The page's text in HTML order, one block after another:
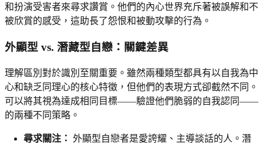
和扮演受害者來尋求讚賞。他們的內心世界充斥著被誤解和不
被欣賞的感受，這助長了怨恨和被動攻擊的行為。
外顯型 vs. 潛藏型自戀：關鍵差異
理解區別對於識別至關重要。雖然兩種類型都具有以自我為中
心和缺乏同理心的核心特徵，但他們的表現方式卻截然不同。
可以將其視為達成相同目標——驗證他們脆弱的自我認同——
的兩種不同策略。
尋求關注： 外顯型自戀者是愛誇耀、主導談話的人。潛